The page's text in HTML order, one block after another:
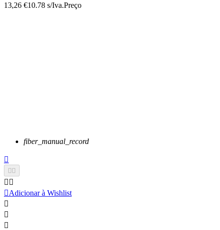
13,26 €10.78 s/Iva.Preço
fiber_manual_record

 
 
Adicionar à Wishlist


